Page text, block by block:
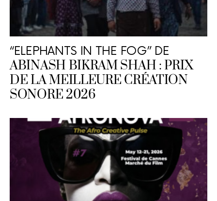
“ELEPHANTS IN THE FOG” DE
ABINASH BIKRAM SHAH : PRIX
DE LA MEILLEURE CRÉATION
SONORE 2026